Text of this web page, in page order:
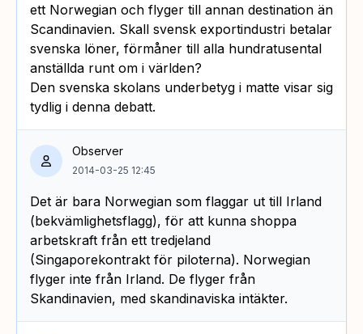
ett Norwegian och flyger till annan destination än
Scandinavien. Skall svensk exportindustri betalar
svenska löner, förmåner till alla hundratusental
anställda runt om i världen?
Den svenska skolans underbetyg i matte visar sig
tydlig i denna debatt.
Observer
2014-03-25 12:45
Det är bara Norwegian som flaggar ut till Irland
(bekvämlighetsflagg), för att kunna shoppa
arbetskraft från ett tredjeland
(Singaporekontrakt för piloterna). Norwegian
flyger inte från Irland. De flyger från
Skandinavien, med skandinaviska intäkter.